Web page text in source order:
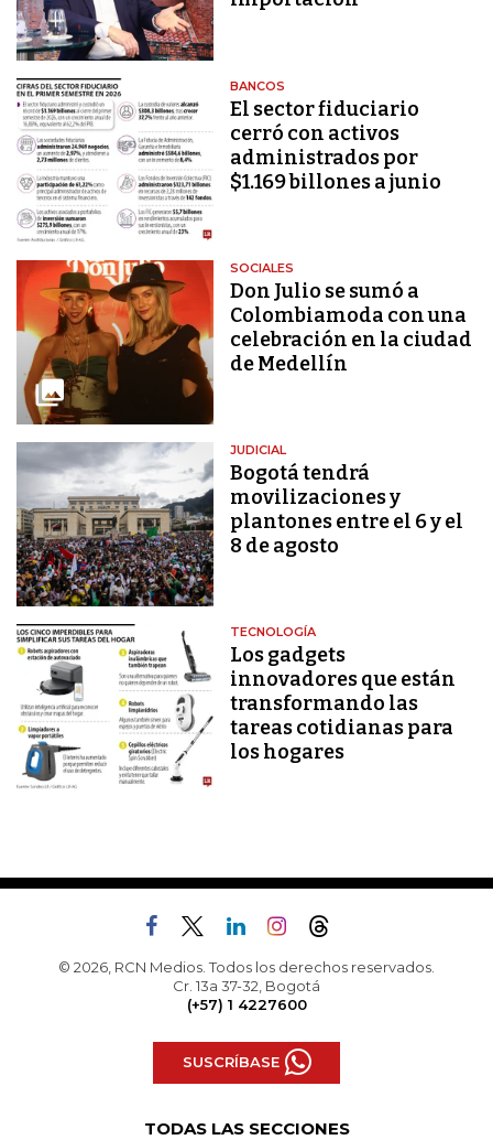
BANCOS
El sector fiduciario
cerró con activos
administrados por
$1.169 billones a junio
SOCIALES
Don Julio se sumó a
Colombiamoda con una
celebración en la ciudad
de Medellín
JUDICIAL
Bogotá tendrá
movilizaciones y
plantones entre el 6 y el
8 de agosto
TECNOLOGÍA
Los gadgets
innovadores que están
transformando las
tareas cotidianas para
los hogares
© 2026, RCN Medios. Todos los derechos reservados.
Cr. 13a 37-32, Bogotá
(+57) 1 4227600
SUSCRÍBASE
TODAS LAS SECCIONES